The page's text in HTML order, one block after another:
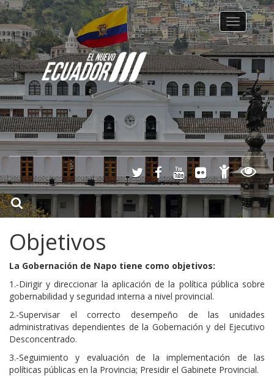
Toggle
Objetivos
La Gobernación de Napo tiene como objetivos:
1.-Dirigir y direccionar la aplicación de la política pública sobre
gobernabilidad y seguridad interna a nivel provincial.
2.-Supervisar el correcto desempeño de las unidades
administrativas dependientes de la Gobernación y del Ejecutivo
Desconcentrado.
3.-Seguimiento y evaluación de la implementación de las
políticas públicas en la Provincia; Presidir el Gabinete Provincial.